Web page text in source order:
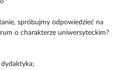
spróbujmy odpowiedzieć na
o charakterze uniwersyteckim?
dydaktyka;